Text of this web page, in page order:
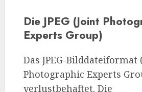
Die JPEG (Joint
Experts Group)
Das JPEG-Bilddateiformat
Photographic Experts
verlustbehaftet. Die